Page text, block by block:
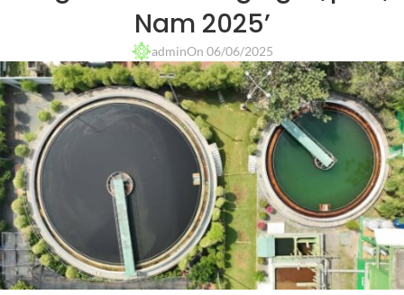
Nam 2025’
adminOn 06/06/2025